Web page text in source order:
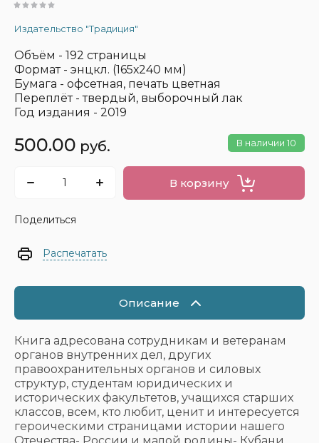
Издательство "Традиция"
Объём - 192 страницы
Формат - энцкл. (165х240 мм)
Бумага - офсетная, печать цветная
Переплёт - твердый, выборочный лак
Год издания - 2019
В наличии 10
500.00 руб.
В корзину
Поделиться
Распечатать
Описание
Книга адресована сотрудникам и ветеранам
органов внутренних дел, других
правоохранительных органов и силовых
структур, студентам юридических и
исторических факультетов, учащихся старших
классов, всем, кто любит, ценит и интересуется
героическими страницами истории нашего